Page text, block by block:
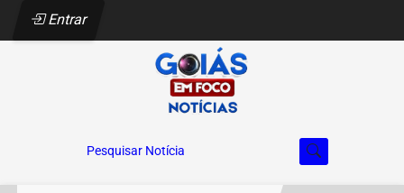
Entrar
Pesquisar Notícia